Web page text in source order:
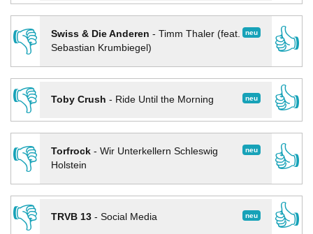
👎
neu
Swiss & Die Anderen - Timm Thaler (feat.
Sebastian Krumbiegel)
👍
👎
neu
Toby Crush - Ride Until the Morning
👍
👎
neu
Torfrock- Wir Unterkellern Schleswig
Holstein
👍
👎
neu
TRVB 13- Social Media
👍